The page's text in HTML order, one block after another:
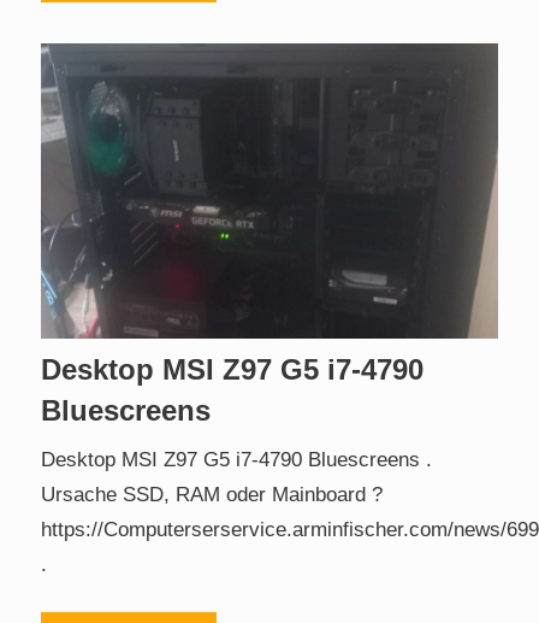
Desktop MSI Z97 G5 i7-4790
Bluescreens
Desktop MSI Z97 G5 i7-4790 Bluescreens .
Ursache SSD, RAM oder Mainboard ?
https://Computerserservice.arminfischer.com/news/
.